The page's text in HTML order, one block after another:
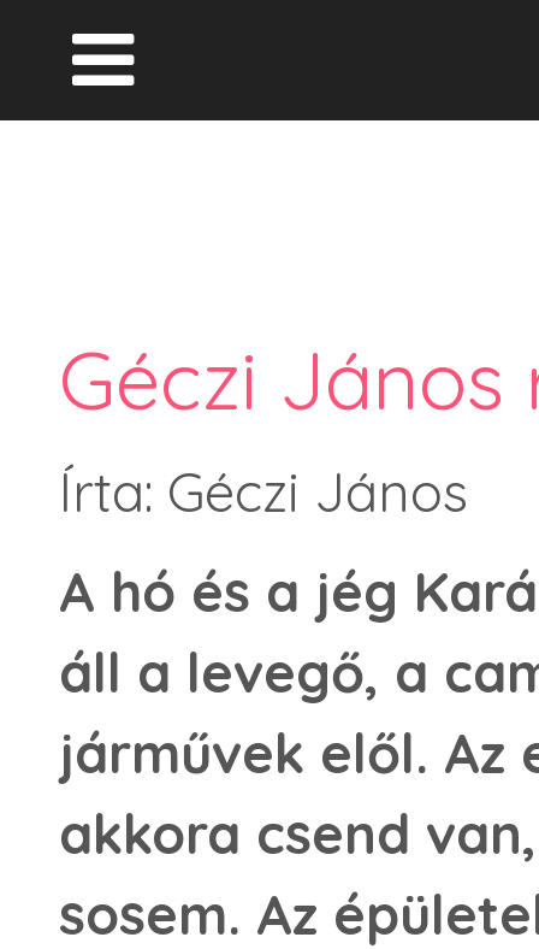
Géczi
Írta: Géczi János
A hó és a jég
áll a levegő, a
járművek elől. Az
akkora csend
sosem. Az